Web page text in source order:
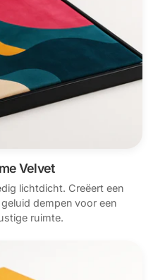
Velvet
lichtdicht. Creëert een
dempen voor een
ruimte.